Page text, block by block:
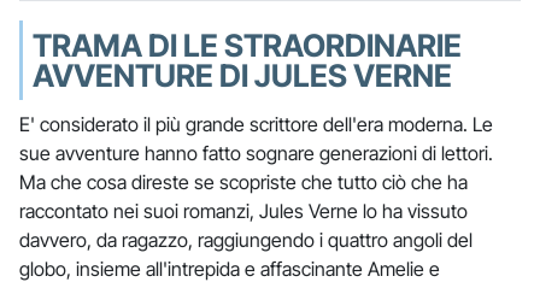
TRAMA DI LE STRAORDINARIE
AVVENTURE DI JULES VERNE
E' considerato il più grande scrittore dell'era moderna. Le
sue avventure hanno fatto sognare generazioni di lettori.
Ma che cosa direste se scopriste che tutto ciò che ha
raccontato nei suoi romanzi, Jules Verne lo ha vissuto
davvero, da ragazzo, raggiungendo i quattro angoli del
globo, insieme all'intrepida e affascinante Amelie e